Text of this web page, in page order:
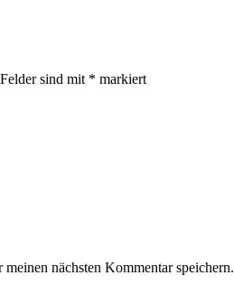
sind mit * markiert
nächsten Kommentar speichern.